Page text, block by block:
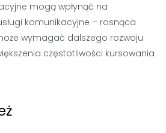
mogą wpłynąć na
komunikacyjne – rosnąca
wymagać dalszego rozwoju
częstotliwości kursowania